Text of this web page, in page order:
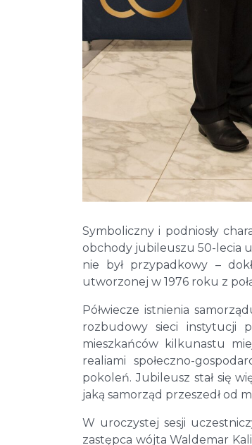
Symboliczny i podniosły
obchody jubileuszu 50-lecia
nie był przypadkowy –
utworzonej w 1976 roku z
Półwiecze istnienia
rozbudowy sieci instytucji
mieszkańców kilkunastu
realiami społeczno-
pokoleń. Jubileusz stał się
jaką samorząd przeszedł od
W uroczystej sesji
zastępca wójta Waldemar